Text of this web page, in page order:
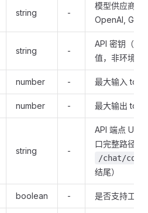
string -
模型供应商 （
OpenAI,
string -
API 密钥（实
值，非环境变
number - 最大输入
number - 最大输出
string -
API 端点 URL
口完整路径,
/chat/
结尾）
boolean - 是否支持工具